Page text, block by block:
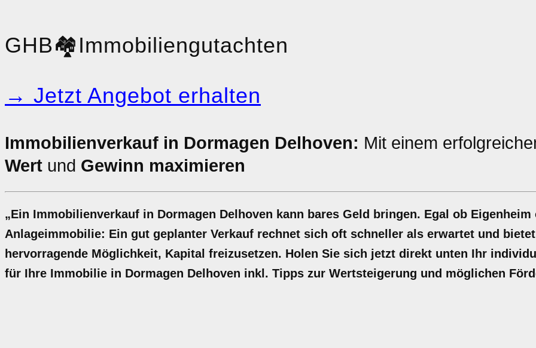
GHB🏘️Immobiliengutachten
→ Jetzt Angebot erhalten
Immobilienverkauf in Dormagen Delhoven: Mit einem
Wert und Gewinn maximieren
„Ein Immobilienverkauf in Dormagen Delhoven kann bares Geld bringen. Egal ob Eigenheim
Anlageimmobilie: Ein gut geplanter Verkauf rechnet sich oft schneller als erwartet und
hervorragende Möglichkeit, Kapital freizusetzen. Holen Sie sich jetzt direkt unten Ihr
für Ihre Immobilie in Dormagen Delhoven inkl. Tipps zur Wertsteigerung und möglichen